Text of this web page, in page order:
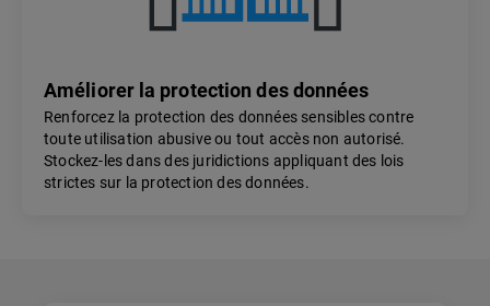
Améliorer la protection des données
Renforcez la protection des données sensibles contre
toute utilisation abusive ou tout accès non autorisé.
Stockez-les dans des juridictions appliquant des lois
strictes sur la protection des données.